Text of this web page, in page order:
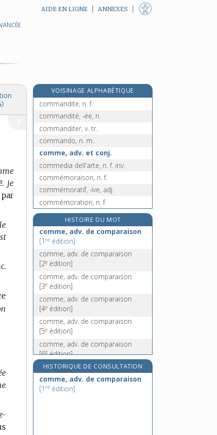
AIDE EN LIGNE ANNEXES
je
VOISINAGE ALPHABÉTIQUE
commanditaire, n. m.
commandite, n. f.
commandité, -ée, n.
commanditer, v. tr.
commando, n. m.
comme, adv. et conj.
commedia dell'arte, n. f. inv.
commémoraison, n. f.
commémoratif, -ive, adj.
commémoration, n. f.
commémorer, v. tr.
commençant, -ante, n.
commencement, n. m.
commencer, v. tr. et intr.
commendataire, adj.
HISTOIRE DU MOT
comme, adv. de comparaison
[1 re édition]
comme, adv. de comparaison
[2e édition]
comme, adv. de comparaison
[3e édition]
comme, adv. de comparaison
[4e édition]
comme, adv. de comparaison
[5e édition]
comme, adv. de comparaison
[6eédition]
comme, adv. de comparaison
[7eédition]
comme [I], conj.
HISTORIQUE DE CONSULTATION
comme, adv. de comparaison
[1 re édition]